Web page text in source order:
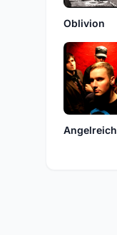
Oblivion
Angelreich